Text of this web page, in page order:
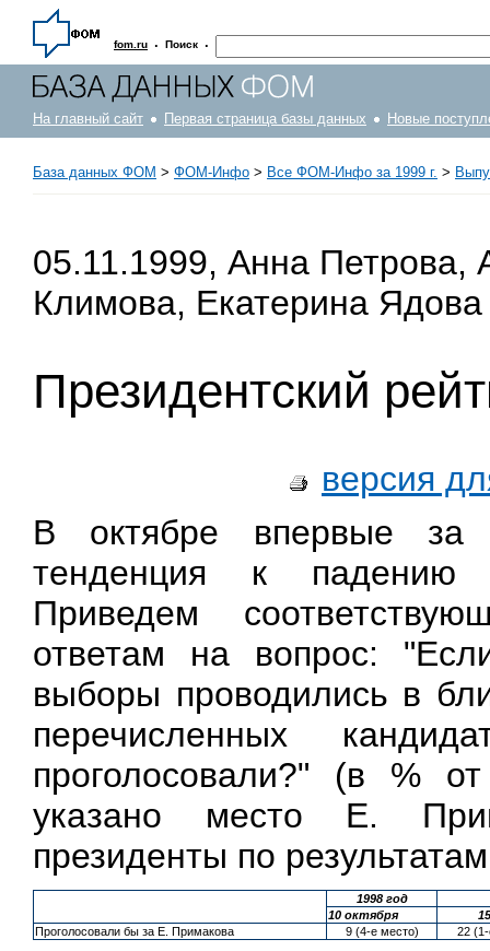
fom.ru · Поиск ·
На главный сайт Первая страница базы данных Новые
База данных ФОМ > ФOM-Инфо > Все ФОМ-Инфо за 1999 г. >
05.11.1999, Анна Петрова,
Климова, Екатерина Ядова
Президентский
версия
В октябре впервые за
тенденция к падению
Приведем
ответам на вопрос:
выборы проводились в
перечисленных
проголосовали?" (в %
указано место Е.
президенты по
1998 год
10 октября
Проголосовали бы за Е. Примакова
9 (4-е место) 22